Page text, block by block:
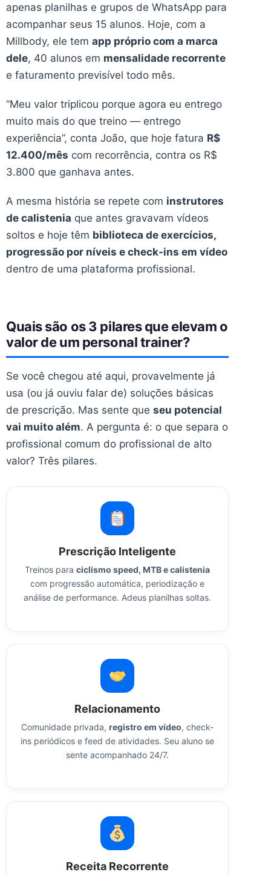
apenas planilhas e grupos de WhatsApp para
acompanhar seus 15 alunos. Hoje, com a
Millbody, ele tem app próprio com a marca
dele, 40 alunos em mensalidade recorrente
e faturamento previsível todo mês.
“Meu valor triplicou porque agora eu entrego
muito mais do que treino — entrego
experiência”, conta João, que hoje fatura R$
12.400/mês com recorrência, contra os R$
3.800 que ganhava antes.
A mesma história se repete com instrutores
de calistenia que antes gravavam vídeos
soltos e hoje têm biblioteca de exercícios,
progressão por níveis e check-ins em vídeo
dentro de uma plataforma profissional.
Quais são os 3 pilares que elevam o
valor de um personal trainer?
Se você chegou até aqui, provavelmente já
usa (ou já ouviu falar de) soluções básicas
de prescrição. Mas sente que seu potencial
vai muito além. A pergunta é: o que separa o
profissional comum do profissional de alto
valor? Três pilares.
Prescrição Inteligente
Treinos para ciclismo speed, MTB e calistenia
com progressão automática, periodização e
análise de performance. Adeus planilhas soltas.
Relacionamento
Comunidade privada, registro em vídeo, check-
ins periódicos e feed de atividades. Seu aluno se
sente acompanhado 24/7.
Receita Recorrente